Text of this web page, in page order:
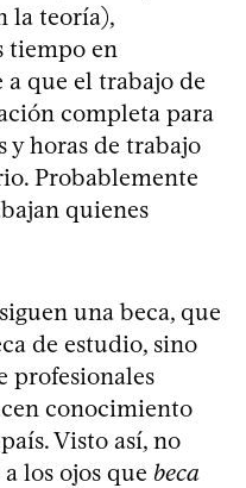
la teoría),
tiempo en
a que el trabajo de
completa para
y horas de trabajo
Probablemente
quienes
una beca, que
de estudio, sino
profesionales
conocimiento
Visto así, no
los ojos que beca